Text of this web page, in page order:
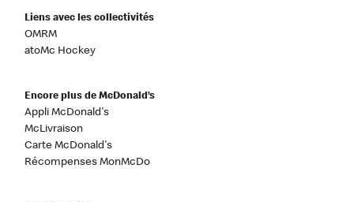
Liens avec les collectivités
OMRM
atoMc Hockey
Encore plus de McDonald’s
Appli McDonald's
McLivraison
Carte McDonald's
Récompenses MonMcDo